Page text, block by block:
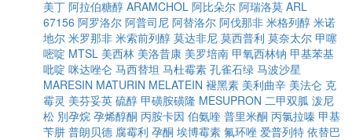
美丁 阿拉伯糖醇 ARAMCHOL 阿比朵尔 阿瑞洛莫 ARL
67156 阿罗洛尔 阿普司尼 阿替洛尔 阿伐那非 米格列醇 米诺
地尔 米罗那非 米索前列醇 莫达非尼 莫西普利 莫奈太尔 甲噻
嘧啶 MTSL 美西林 美洛昔康 美罗培南 甲氧西林钠 甲基苯基
吡啶 咪达唑仑 马西替坦 马杜霉素 孔雀石绿 马波沙星
MARESIN MATURIN MELATEIN 褪黑素 美利曲辛 美法仑 克
霉灵 美芬妥英 硫醇 甲磺胺磺隆 MESUPRON 二甲双胍 泼尼
松 別孕烷 孕烯醇酮 丙胺卡因 伯氨喹 普里米酮 丙氯拉嗪 甲基
苄肼 普朗贝德 腐霉利 孕酮 埃博霉素 氟环唑 爱普列特 依替巴